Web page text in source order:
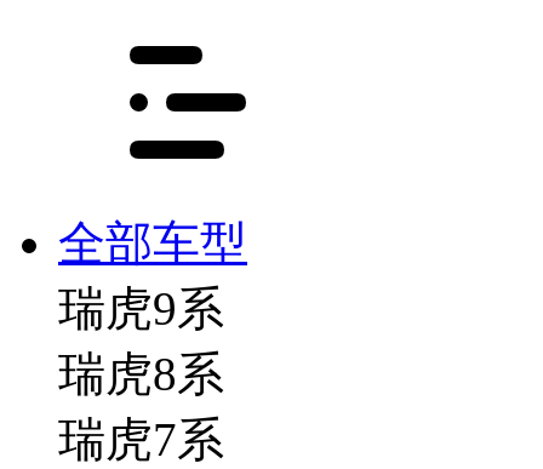
全部车型
瑞虎9系
瑞虎8系
瑞虎7系